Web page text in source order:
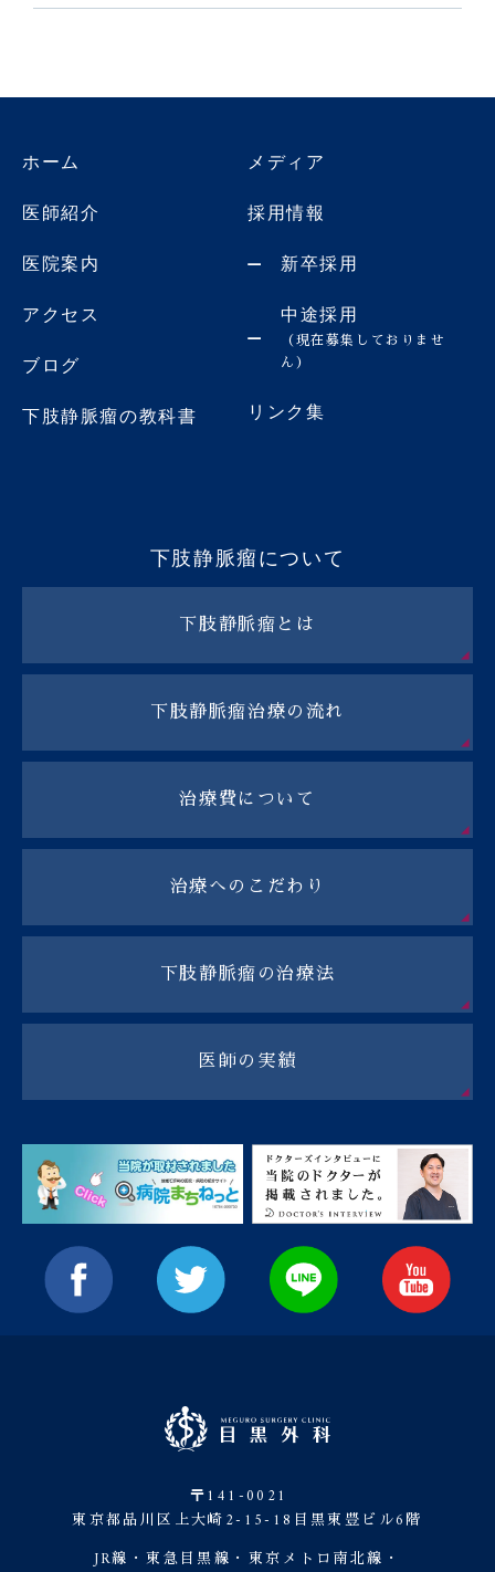
ホーム
医師紹介
医院案内
アクセス
ブログ
下肢静脈瘤の教科書
メディア
採用情報
新卒採用
中途採用
（現在募集しておりませ
ん）
リンク集
下肢静脈瘤について
下肢静脈瘤とは
下肢静脈瘤治療の流れ
治療費について
治療へのこだわり
下肢静脈瘤の治療法
医師の実績
〒141-0021
東京都品川区上大崎2-15-18目黒東豊ビル6階
JR線・東急目黒線・東京メトロ南北線・